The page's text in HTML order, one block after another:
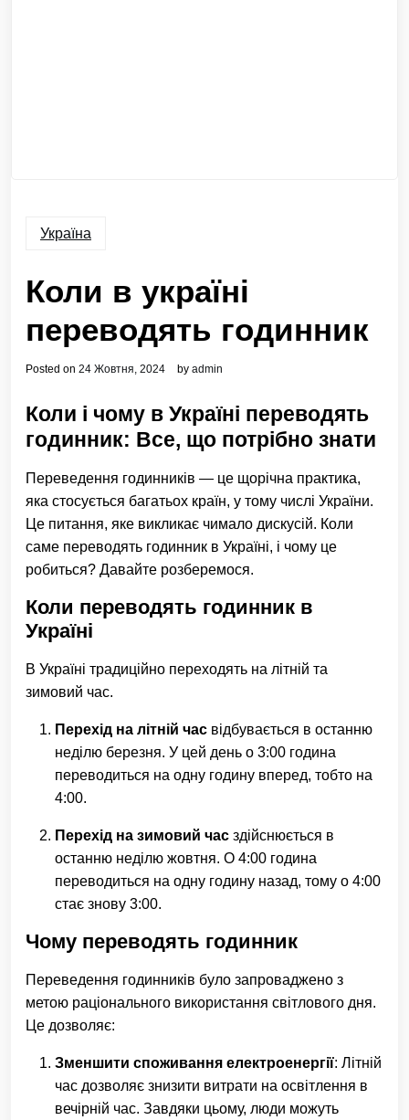
Україна
Коли в україні
переводять годинник
Posted on 24 Жовтня, 2024 by admin
Коли і чому в Україні переводять
годинник: Все, що потрібно знати
Переведення годинників — це щорічна практика,
яка стосується багатьох країн, у тому числі України.
Це питання, яке викликає чимало дискусій. Коли
саме переводять годинник в Україні, і чому це
робиться? Давайте розберемося.
Коли переводять годинник в
Україні
В Україні традиційно переходять на літній та
зимовий час.
Перехід на літній час відбувається в останню
неділю березня. У цей день о 3:00 година
переводиться на одну годину вперед, тобто на
4:00.
Перехід на зимовий час здійснюється в
останню неділю жовтня. О 4:00 година
переводиться на одну годину назад, тому о 4:00
стає знову 3:00.
Чому переводять годинник
Переведення годинників було запроваджено з
метою раціонального використання світлового дня.
Це дозволяє:
Зменшити споживання електроенергії: Літній
час дозволяє знизити витрати на освітлення в
вечірній час. Завдяки цьому, люди можуть